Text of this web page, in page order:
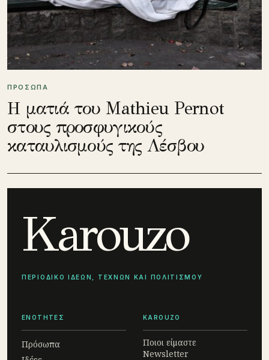
ΠΡΟΣΩΠΑ
Η ματιά του Mathieu Pernot
στους προσφυγικούς
καταυλισμούς της Λέσβου
Karouzo
ΠΕΡΙΟΔΙΚΟ ΙΔΕΩΝ, ΤΕΧΝΩΝ ΚΑΙ ΠΟΛΙΤΙΣΜΟΥ
ΕΝΟΤΗΤΕΣ
Πρόσωπα
KAROUZO
Ποιοι είμαστε
Newsletter